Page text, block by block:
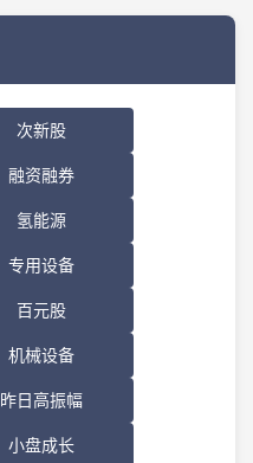
次新股
融资融券
氢能源
专用设备
百元股
机械设备
昨日高振幅
小盘成长